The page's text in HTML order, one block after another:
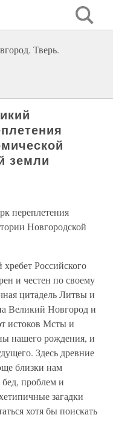
Тверь.
земли
переплетения
Новгородской
Российского
и честен по своему
цитадель Литвы и
Великий Новгород и
истоков Мсты и
нашего рождения, и
Здесь древние
близки нам
проблем и
загадки
хотя бы поискать